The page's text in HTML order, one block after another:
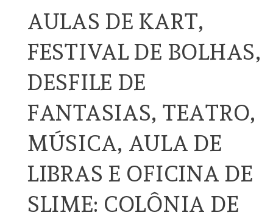
AULAS DE KART,
FESTIVAL DE BOLHAS,
DESFILE DE
FANTASIAS, TEATRO,
MÚSICA, AULA DE
LIBRAS E OFICINA DE
SLIME: COLÔNIA DE